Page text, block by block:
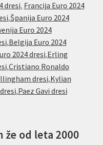
dresi, Francija Euro 2024
,Španija Euro 2024
Euro 2024
,Belgija Euro 2024
2024 dresi,Erling
,Cristiano Ronaldo
dresi,Kylian
,Paez Gavi dresi
že od leta 2000